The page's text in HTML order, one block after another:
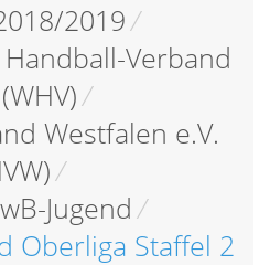
2019/
Verband
/
Westfalen e.V.
/
wB-Jugend /
Oberliga Staffel 2